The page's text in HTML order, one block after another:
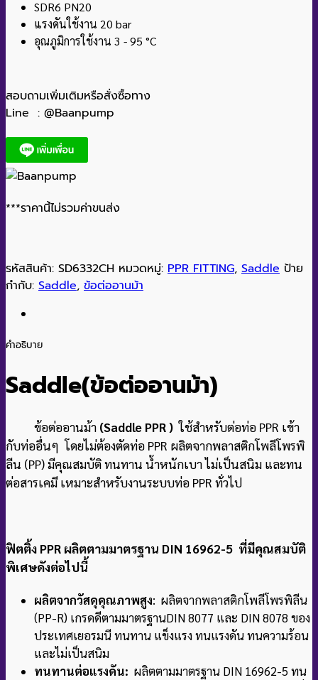
SDR6 PN20
แรงดันใช้งาน 20 bar
อุณภูมิการใช้งาน 3 - 95 °C
สอบถามเพิ่มเติมหรือสั่งซื้อทาง
Line : @Baanpump
***ราคานี้ไม่รวมค่าขนส่ง
รหัสสินค้า: SD6332CH หมวดหมู่: PPR FITTING, Saddle ป้าย
กำกับ: Saddle, ข้อต่ออานม้า
คำอธิบาย
Saddle(ข้อต่ออานม้า)
ข้อต่ออานม้า (Saddle PPR ) ใช้สำหรับต่อท่อ PPR เข้า
กับท่ออื่นๆ โดยไม่ต้องตัดท่อ PPR ผลิตจากพลาสติกโพลีโพรพิ
ลีน (PP) มีคุณสมบัติ ทนทาน น้ำหนักเบา ไม่เป็นสนิม และทน
ต่อสารเคมี เหมาะสำหรับงานระบบท่อ PPR ทั่วไป
ฟิตติ้ง PPR ผลิตตามมาตรฐาน DIN 16962-5 ที่มีคุณสมบัติ
พิเศษดังต่อไปนี้
ผลิตจากวัสดุคุณภาพสูง: ผลิตจากพลาสติกโพลีโพรพิลีน
(PP-R) เกรดดีตามมาตรฐานDIN 8077 และ DIN 8078 ของ
ประเทศเยอรมนี ทนทาน แข็งแรง ทนแรงดัน ทนความร้อน
และไม่เป็นสนิม
ทนทานต่อแรงดัน: ผลิตตามมาตรฐาน DIN 16962-5 ทน